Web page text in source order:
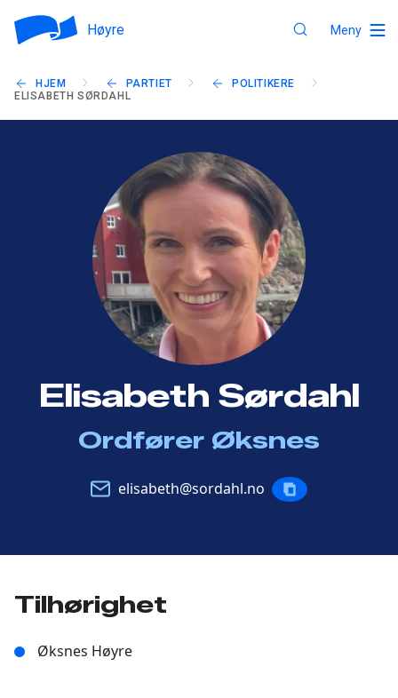
Høyre Meny
HJEM PARTIET
POLITIKERE
ELISABETH SØRDAHL
Elisabeth Sørdahl
Ordfører Øksnes
elisabeth@sordahl.no KOPIERE
POST
Tilhørighet
Øksnes Høyre